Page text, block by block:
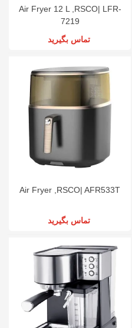
Air Fryer 12 L ,RSCO| LFR-
7219
تماس بگیرید
Air Fryer ,RSCO| AFR533T
تماس بگیرید